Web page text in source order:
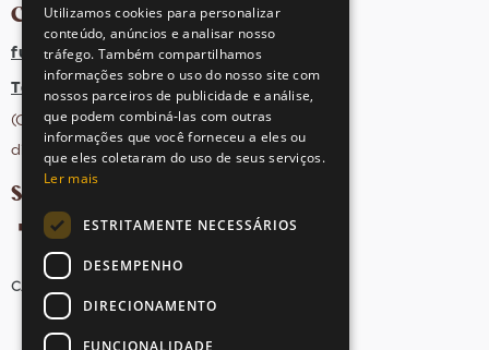
CONTACTOS
fula@sovena.pt
Tel: +351 21 412 93 36
(Chamada para rede fixa nacional;
dias úteis das 10h às 17h)
SIGA-NOS NAS REDES SOCIAIS
CANDIDATURAS
Utilizamos cookies para personalizar
conteúdo, anúncios e analisar nosso
tráfego. Também compartilhamos
informações sobre o uso do nosso site com
nossos parceiros de publicidade e análise,
que podem combiná-las com outras
informações que você forneceu a eles ou
que eles coletaram do uso de seus serviços.
Ler mais
ESTRITAMENTE NECESSÁRIOS
DESEMPENHO
DIRECIONAMENTO
FUNCIONALIDADE